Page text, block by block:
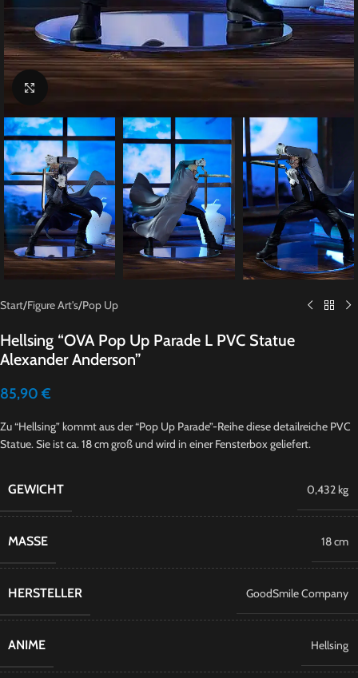
Click to enlarge
Start/Figure Art's/Pop Up
Hellsing “OVA Pop Up Parade L PVC Statue
Alexander Anderson”
85,90 €
Zu “Hellsing” kommt aus der “Pop Up Parade”-Reihe diese detailreiche PVC
Statue. Sie ist ca. 18 cm groß und wird in einer Fensterbox geliefert.
GEWICHT 0,432 kg
MASSE 18 cm
HERSTELLER GoodSmile Company
ANIME Hellsing